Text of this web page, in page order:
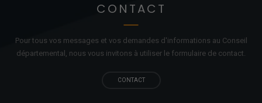
CONTACT
Pour tous vos messages et vos demandes d'informations au Conseil
départemental, nous vous invitons à utiliser le formulaire de contact.
CONTACT